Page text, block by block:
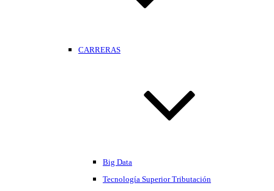
CARRERAS
Big Data
Tecnología Superior Tributación